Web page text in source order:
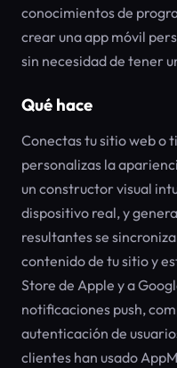
conocimientos de
crear una app móvil
sin necesidad de tener
Qué hace
Conectas tu sitio web o
personalizas la
un constructor visual
dispositivo real, y
resultantes se
contenido de tu sitio y
Store de Apple y a
notificaciones push,
autenticación de
clientes han usado